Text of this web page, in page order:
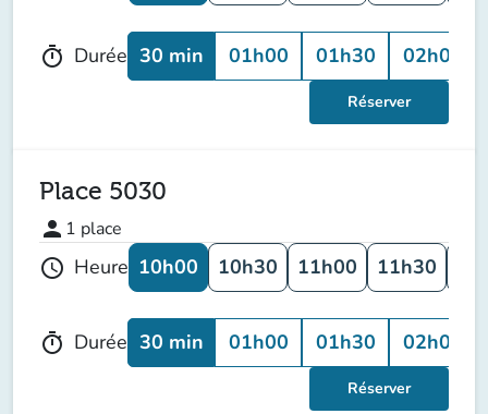
timer Durée 30 min 01h00 01h30 02h00
Réserver
Place 5030
person 1 place
schedule Heure 10h00 10h30 11h00 11h30
timer Durée 30 min 01h00 01h30 02h00
Réserver